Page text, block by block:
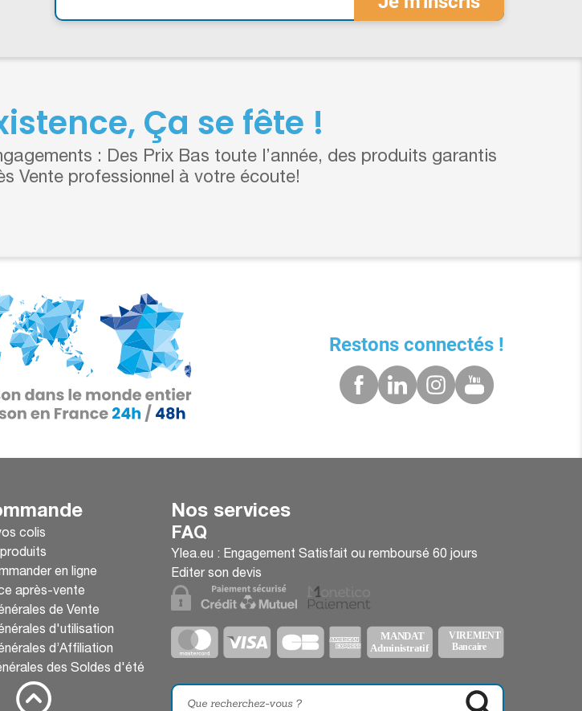
Ça se fête !
: Des Prix Bas toute l’année, des produits garantis
Vente professionnel à votre écoute!
Restons connectés !
colis
en ligne
après-vente
de Vente
d'utilisation
d’Affiliation
des Soldes d'été
Nos services
FAQ
Ylea.eu : Engagement Satisfait ou remboursé 60 jours
Editer son devis